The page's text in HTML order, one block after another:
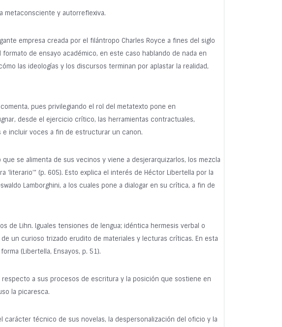
metaconsciente y autorreflexiva.
empresa creada por el filántropo Charles Royce a fines del siglo
de ensayo académico, en este caso hablando de nada en
las ideologías y los discursos terminan por aplastar la realidad,
pues privilegiando el rol del metatexto pone en
desde el ejercicio crítico, las herramientas contractuales,
e incluir voces a fin de estructurar un canon.
se alimenta de sus vecinos y viene a desjerarquizarlos, los mezcla
(p. 605). Esto explica el interés de Héctor Libertella por la
Lamborghini, a los cuales pone a dialogar en su crítica, a fin de
de Lihn. Iguales tensiones de lengua; idéntica hermesis verbal o
un curioso trizado erudito de materiales y lecturas críticas. En esta
(Libertella, Ensayos, p. 51).
a sus procesos de escritura y la posición que sostiene en
la picaresca.
carácter técnico de sus novelas, la despersonalización del oficio y la